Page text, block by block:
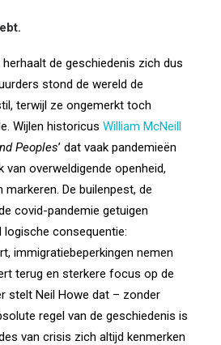
de geschiedenis zich dus
stond de wereld de
terwijl ze ongemerkt toch
Wijlen historicus William McNeill
Peoples’ dat vaak pandemieën
van overweldigende openheid,
De builenpest, de
covid-pandemie getuigen
logische consequentie:
immigratiebeperkingen nemen
terug en sterkere focus op de
stelt Neil Howe dat – zonder
regel van de geschiedenis is
van crisis zich altijd kenmerken